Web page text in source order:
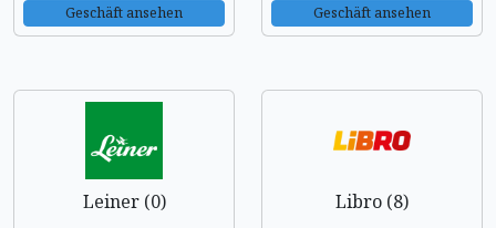
Geschäft ansehen Geschäft ansehen
Leiner (0) Libro (8)